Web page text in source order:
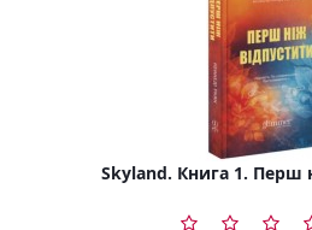
Skyland. Книга 1. Перш